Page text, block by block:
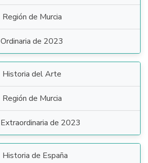
Región de Murcia
Ordinaria de 2023
Historia del Arte
Región de Murcia
Extraordinaria de 2023
Historia de España